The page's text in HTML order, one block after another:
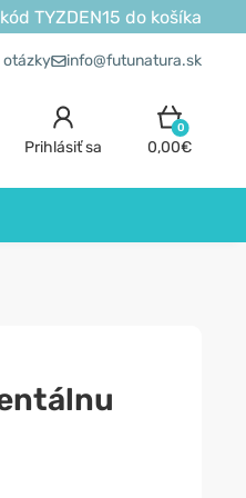
TYZDEN15 do košíka
otázky info@futunatura.sk
Prihlásiť sa
0
0,00€